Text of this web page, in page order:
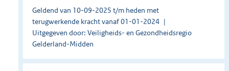
Geldend van 10-09-2025 t/m heden met
terugwerkende kracht vanaf 01-01-2024
Uitgegeven door: Veiligheids- en Gezondheidsregio
Gelderland-Midden